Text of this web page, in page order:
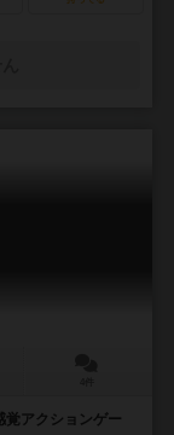
覚アクションゲー